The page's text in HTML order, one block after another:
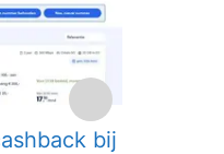
bij